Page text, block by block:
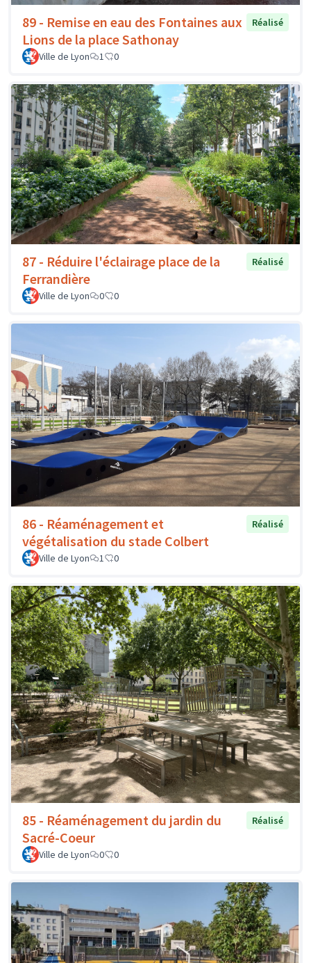
89 - Remise en eau des Fontaines aux
Lions de la place Sathonay
Réalisé
Ville de Lyon 1 0
87 - Réduire l'éclairage place de la
Ferrandière
Réalisé
Ville de Lyon 0 0
86 - Réaménagement et
végétalisation du stade Colbert
Réalisé
Ville de Lyon 1 0
85 - Réaménagement du jardin du
Sacré-Coeur
Réalisé
Ville de Lyon 0 0